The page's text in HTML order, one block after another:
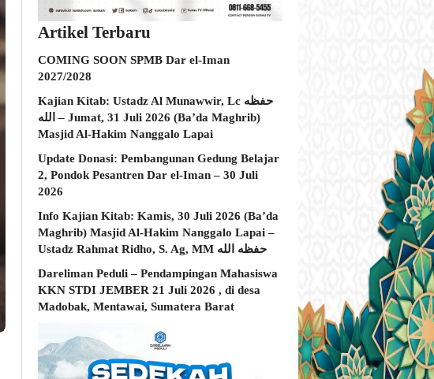
Artikel Terbaru
COMING SOON SPMB Dar el-Iman
2027/2028
Kajian Kitab: Ustadz Al Munawwir, Lc حفظه
الله – Jumat, 31 Juli 2026 (Ba’da Maghrib)
Masjid Al-Hakim Nanggalo Lapai
Update Donasi: Pembangunan Gedung Belajar
2, Pondok Pesantren Dar el-Iman – 30 Juli
2026
Info Kajian Kitab: Kamis, 30 Juli 2026 (Ba’da
Maghrib) Masjid Al-Hakim Nanggalo Lapai –
Ustadz Rahmat Ridho, S. Ag, MM حفظه الله
Dareliman Peduli – Pendampingan Mahasiswa
KKN STDI JEMBER 21 Juli 2026 , di desa
Madobak, Mentawai, Sumatera Barat